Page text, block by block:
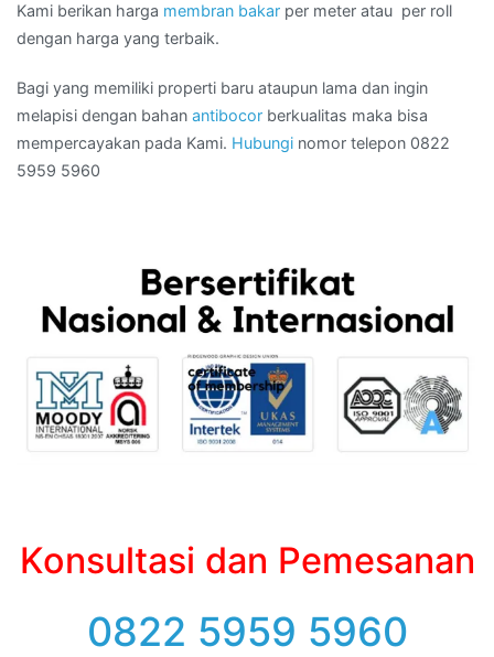
Kami berikan harga membran bakar per meter atau per roll
dengan harga yang terbaik.
Bagi yang memiliki properti baru ataupun lama dan ingin
melapisi dengan bahan antibocor berkualitas maka bisa
mempercayakan pada Kami. Hubungi nomor telepon 0822
5959 5960
Konsultasi dan Pemesanan
0822 5959 5960